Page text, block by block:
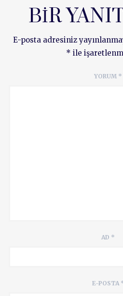
BIR
E-posta adresiniz
* ile
YORUM *
AD *
E-POSTA